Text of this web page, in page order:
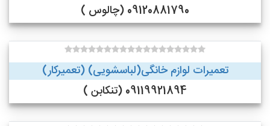
09120881790 (چالوس )
تعمیرات لوازم خانگی(لباسشویی) (تعمیرکار)
09119921894 (تنکابن )